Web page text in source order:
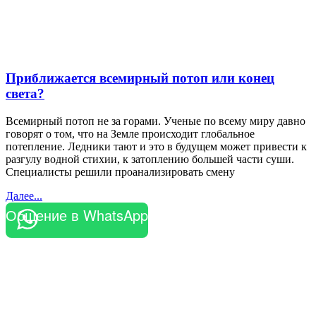
Приближается всемирный потоп или конец
света?
Всемирный потоп не за горами. Ученые по всему миру давно
говорят о том, что на Земле происходит глобальное
потепление. Ледники тают и это в будущем может привести к
разгулу водной стихии, к затоплению большей части суши.
Специалисты решили проанализировать смену
Далее...
Общение в WhatsApp